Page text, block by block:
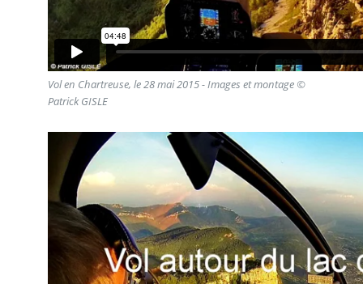
Vol en Chartreuse, le 28 mai 2015 - Images et montage ©
Patrick GISLE